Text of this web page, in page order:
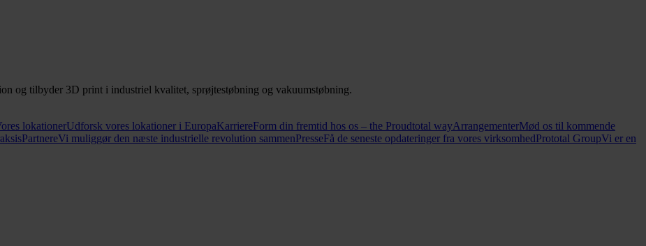
og tilbyder 3D print i industriel kvalitet, sprøjtestøbning og vakuumstøbning.
lokationerUdforsk vores lokationer i EuropaKarriereForm din fremtid hos os – the Proudtotal wayArrangementerMød os til kommende
PartnereVi muliggør den næste industrielle revolution sammenPresseFå de seneste opdateringer fra vores virksomhedPrototal GroupVi er en